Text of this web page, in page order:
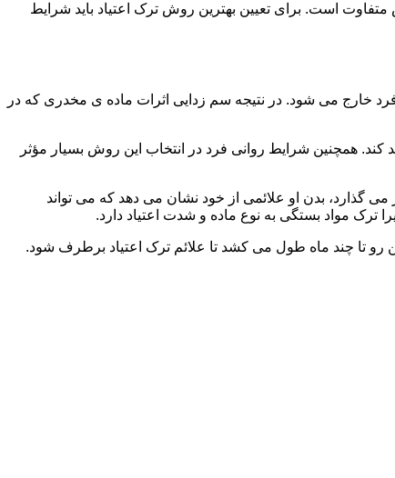
است. برای تعیین بهترین روش ترک اعتیاد باید شرایط
خارج می شود. در نتیجه سم زدایی اثرات ماده ی مخدری که در
کند. همچنین شرایط روانی فرد در انتخاب این روش بسیار مؤثر
گذارد، بدن او علائمی از خود نشان می دهد که می تواند
ترک مواد بستگی به نوع ماده و شدت اعتیاد دارد.
رو تا چند ماه طول می کشد تا علائم ترک اعتیاد برطرف شود.